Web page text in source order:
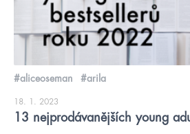
#aliceoseman #arila
18. 1. 2023
13 nejprodávanějších young